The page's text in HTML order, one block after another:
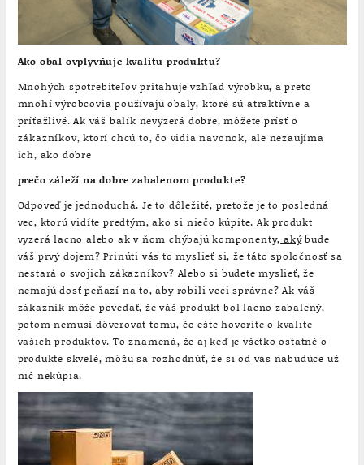
Ako obal ovplyvňuje kvalitu produktu?
Mnohých spotrebiteľov priťahuje vzhľad výrobku, a preto
mnohí výrobcovia používajú obaly, ktoré sú atraktívne a
príťažlivé. Ak váš balík nevyzerá dobre, môžete prísť o
zákazníkov, ktorí chcú to, čo vidia navonok, ale nezaujíma
ich, ako dobre
prečo záleží na dobre zabalenom produkte?
Odpoveď je jednoduchá. Je to dôležité, pretože je to posledná
vec, ktorú vidíte predtým, ako si niečo kúpite. Ak produkt
vyzerá lacno alebo ak v ňom chýbajú komponenty, akýbude
váš prvý dojem? Prinúti vás to myslieť si, že táto spoločnosť sa
nestará o svojich zákazníkov? Alebo si budete myslieť, že
nemajú dosť peňazí na to, aby robili veci správne? Ak váš
zákazník môže povedať, že váš produkt bol lacno zabalený,
potom nemusí dôverovať tomu, čo ešte hovoríte o kvalite
vašich produktov. To znamená, že aj keď je všetko ostatné o
produkte skvelé, môžu sa rozhodnúť, že si od vás nabudúce už
nič nekúpia.